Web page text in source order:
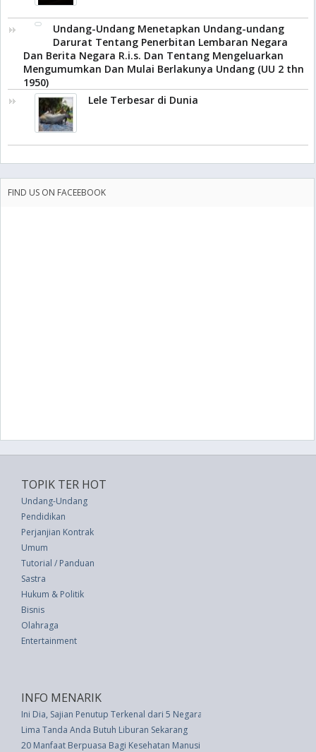
Undang-Undang Menetapkan Undang-undang
Darurat Tentang Penerbitan Lembaran Negara
Dan Berita Negara R.i.s. Dan Tentang Mengeluarkan
Mengumumkan Dan Mulai Berlakunya Undang (UU 2 thn
1950)
Lele Terbesar di Dunia
FIND US ON FACEEBOOK
TOPIK TER HOT
Undang-Undang
Pendidikan
Perjanjian Kontrak
Umum
Tutorial / Panduan
Sastra
Hukum & Politik
Bisnis
Olahraga
Entertainment
INFO MENARIK
Ini Dia, Sajian Penutup Terkenal dari 5 Negara
Lima Tanda Anda Butuh Liburan Sekarang
20 Manfaat Berpuasa Bagi Kesehatan Manusia